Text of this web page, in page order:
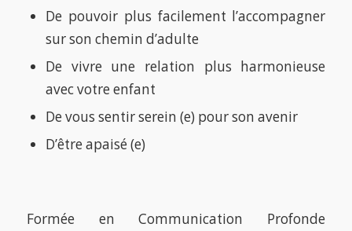
De pouvoir plus facilement l’accompagner
sur son chemin d’adulte
De vivre une relation plus harmonieuse
avec votre enfant
De vous sentir serein (e) pour son avenir
D’être apaisé (e)
Formée en Communication Profonde